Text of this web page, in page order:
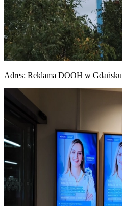
Adres: Reklama DOOH w Gdańsku